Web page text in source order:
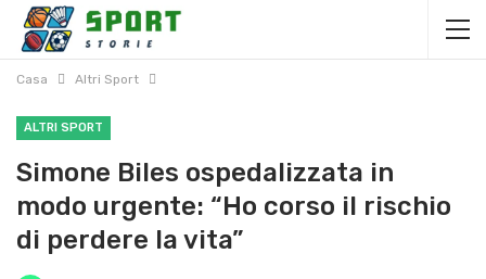
Casa Altri Sport
ALTRI SPORT
Simone Biles ospedalizzata in
modo urgente: “Ho corso il rischio
di perdere la vita”